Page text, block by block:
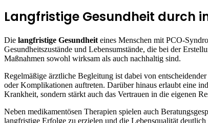
Langfristige Gesundheit durch
Die langfristige Gesundheit eines Menschen mit PCO-
Gesundheitszustände und Lebensumstände, die bei der
Maßnahmen sowohl wirksam als auch nachhaltig sind.
Regelmäßige ärztliche Begleitung ist dabei von
oder Komplikationen auftreten. Darüber hinaus erlaubt eine
Krankheit, sondern stärkt auch das Vertrauen in die eigenen
Neben medikamentösen Therapien spielen auch
langfristige Erfolge zu erzielen und die Lebensqualität